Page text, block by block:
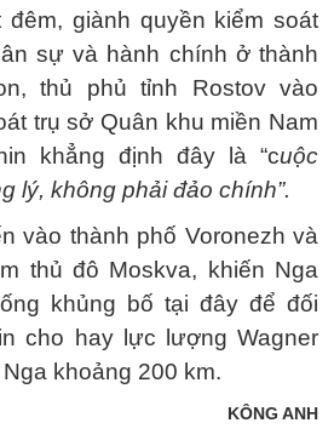
đêm, giành quyền kiểm soát
sự và hành chính ở thành
thủ phủ tỉnh Rostov vào
trụ sở Quân khu miền Nam
khẳng định đây là “cuộc
lý, không phải đảo chính”.
vào thành phố Voronezh và
thủ đô Moskva, khiến Nga
khủng bố tại đây để đối
cho hay lực lượng Wagner
khoảng 200 km.
KÔNG ANH